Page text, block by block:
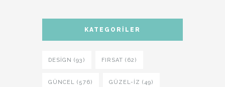
KATEGORILER
DESIGN (93) FIRSAT (62)
GÜNCEL (576) GÜZEL-IZ (49)